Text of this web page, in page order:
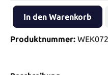
Produkt Anzahl: Gib den
In den Warenkorb
Produktnummer: